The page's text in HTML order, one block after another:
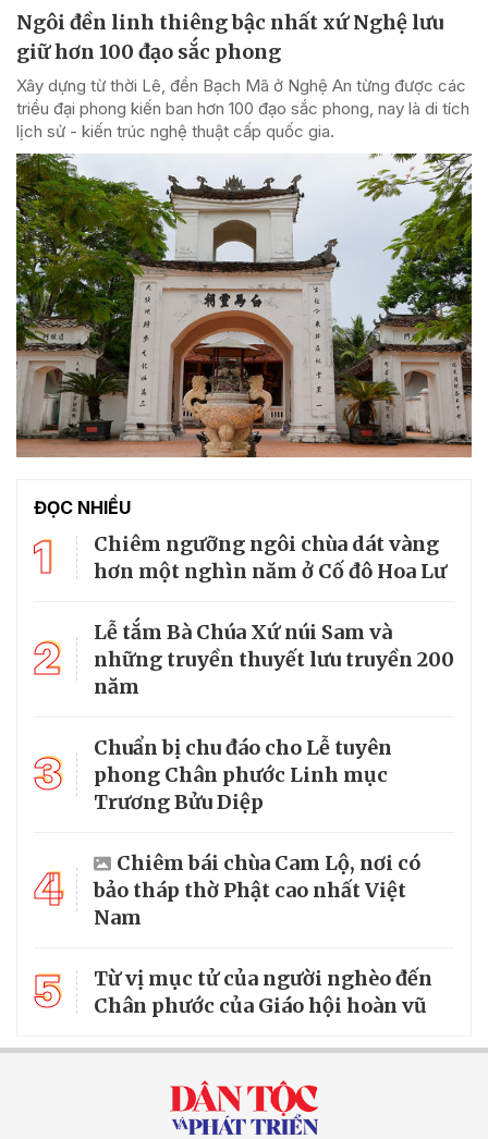
Ngôi đền linh thiêng bậc nhất xứ Nghệ lưu
giữ hơn 100 đạo sắc phong
Xây dựng từ thời Lê, đền Bạch Mã ở Nghệ An từng được các
triều đại phong kiến ban hơn 100 đạo sắc phong, nay là di tích
lịch sử - kiến trúc nghệ thuật cấp quốc gia.
ĐỌC NHIỀU
1
Chiêm ngưỡng ngôi chùa dát vàng
hơn một nghìn năm ở Cố đô Hoa Lư
2
Lễ tắm Bà Chúa Xứ núi Sam và
những truyền thuyết lưu truyền 200
năm
3
Chuẩn bị chu đáo cho Lễ tuyên
phong Chân phước Linh mục
Trương Bửu Diệp
4
Chiêm bái chùa Cam Lộ, nơi có
bảo tháp thờ Phật cao nhất Việt
Nam
5
Từ vị mục tử của người nghèo đến
Chân phước của Giáo hội hoàn vũ